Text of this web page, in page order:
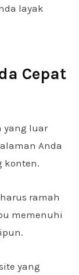
layak
Cepat
yang luar
Anda
konten.
ramah
memenuhi
yang